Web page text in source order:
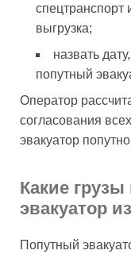
спецтранспорт
выгрузка;
назвать
попутный
Оператор
согласования
эвакуатор
Какие
эвакуатор
Попутный